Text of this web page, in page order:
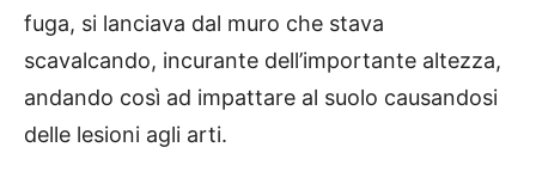
fuga, si lanciava dal muro che stava
scavalcando, incurante dell’importante altezza,
andando così ad impattare al suolo causandosi
delle lesioni agli arti.